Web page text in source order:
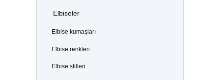
Elbiseler
Elbise kumaşları
Elbise renkleri
Elbise stilleri